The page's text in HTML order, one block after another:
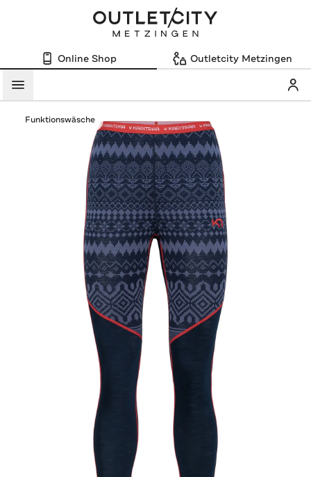
Online Shop Outletcity Metzingen
Menü
Funktionswäsche